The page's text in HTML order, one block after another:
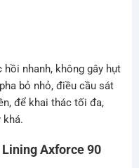
nhanh, không gây hụt
bỏ nhỏ, điều cầu sát
để khai thác tối đa,
khá.
Axforce 90